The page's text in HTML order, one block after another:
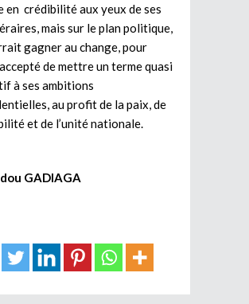
en crédibilité aux yeux de ses
mais sur le plan politique,
gagner au change, pour
de mettre un terme quasi
à ses ambitions
au profit de la paix, de
et de l’unité nationale.
GADIAGA